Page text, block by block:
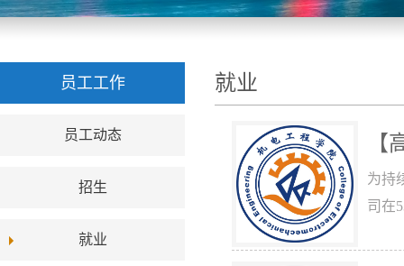
员工工作
员工动态
招生
就业
就业
为持
司在